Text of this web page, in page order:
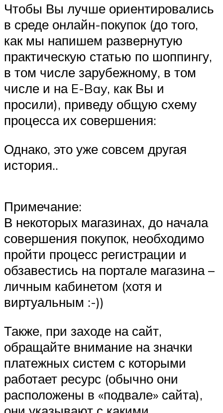
Чтобы Вы лучше ориентировались
в среде онлайн-покупок (до того,
как мы напишем развернутую
практическую статью по шоппингу,
в том числе зарубежному, в том
числе и на E-Bay, как Вы и
просили), приведу общую схему
процесса их совершения:
Однако, это уже совсем другая
история..
Примечание:
В некоторых магазинах, до начала
совершения покупок, необходимо
пройти процесс регистрации и
обзавестись на портале магазина –
личным кабинетом (хотя и
виртуальным :-))
Также, при заходе на сайт,
обращайте внимание на значки
платежных систем с которыми
работает ресурс (обычно они
расположены в «подвале» сайта),